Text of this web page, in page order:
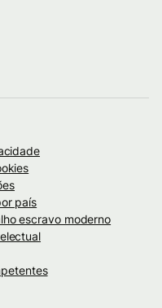
país
escravo moderno